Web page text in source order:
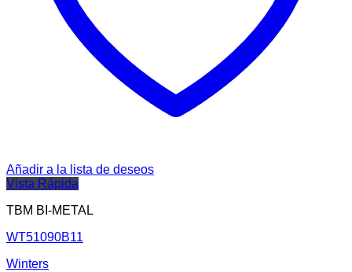
Añadir a la lista de deseos
Vista Rápida
TBM BI-METAL
WT51090B11
Winters